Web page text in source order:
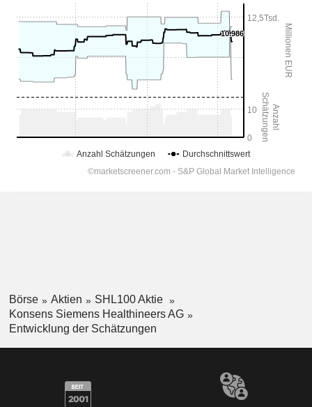
Börse Aktien
SHL100 Aktie
Konsens Siemens Healthineers AG
Entwicklung der Schätzungen